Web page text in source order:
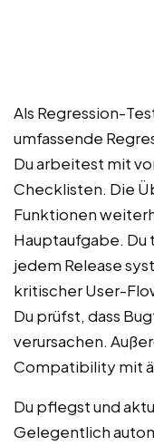
Als Regression-
umfassende
Du arbeitest mit
Checklisten. Die
Funktionen
Hauptaufgabe.
jedem Release
kritischer User-
Du prüfst, dass
verursachen.
Compatibility mit
Du pflegst und
Gelegentlich